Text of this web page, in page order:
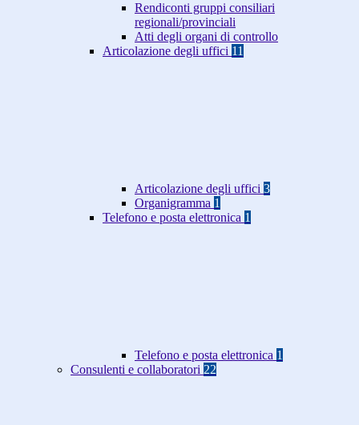
Rendiconti gruppi consiliari
regionali/provinciali
Atti degli organi di controllo
Articolazione degli uffici 11
Articolazione degli uffici 3
Organigramma 1
Telefono e posta elettronica 1
Telefono e posta elettronica 1
Consulenti e collaboratori 22